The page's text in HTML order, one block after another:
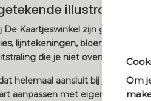
illustraties
Kaartjeswinkel zijn gemaakt
lijntekeningen, bloemen,
die je niet overal ziet.
helemaal aansluit bij jullie stijl?
aanpassen met eigen kleuren,
Om